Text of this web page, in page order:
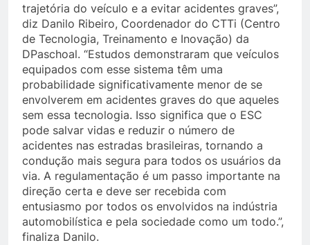
trajetória do veículo e a evitar acidentes graves”,
diz Danilo Ribeiro, Coordenador do CTTi (Centro
de Tecnologia, Treinamento e Inovação) da
DPaschoal. “Estudos demonstraram que veículos
equipados com esse sistema têm uma
probabilidade significativamente menor de se
envolverem em acidentes graves do que aqueles
sem essa tecnologia. Isso significa que o ESC
pode salvar vidas e reduzir o número de
acidentes nas estradas brasileiras, tornando a
condução mais segura para todos os usuários da
via. A regulamentação é um passo importante na
direção certa e deve ser recebida com
entusiasmo por todos os envolvidos na indústria
automobilística e pela sociedade como um todo.”,
finaliza Danilo.